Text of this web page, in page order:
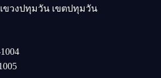
ขวงปทุมวัน เขตปทุมวัน